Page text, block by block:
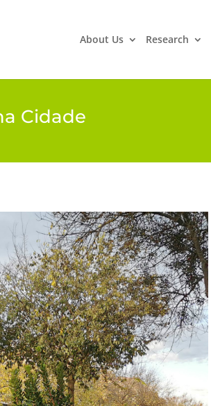
About Us Research
Cidade